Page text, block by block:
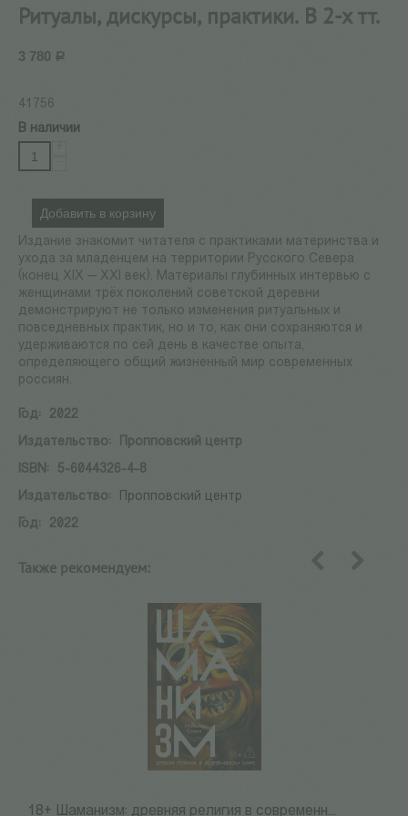
Ритуалы, дискурсы, практики. В 2-х тт.
3 780 Р
41756
В наличии
Добавить в корзину
Издание знакомит читателя с практиками материнства и
ухода за младенцем на территории Русского Севера
(конец XIX — ХXI век). Материалы глубинных интервью с
женщинами трёх поколений советской деревни
демонстрируют не только изменения ритуальных и
повседневных практик, но и то, как они сохраняются и
удерживаются по сей день в качестве опыта,
определяющего общий жизненный мир современных
россиян.
Год:
2022
Издательство:
Пропповский центр
ISBN:
5-6044326-4-8
Издательство:
Пропповский центр
Год:
2022
Также рекомендуем:
18+ Шаманизм: древняя религия в современн...